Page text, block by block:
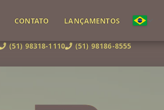
(51) 98318-1110 (51) 98186-8555
CONTATO LANÇAMENTOS